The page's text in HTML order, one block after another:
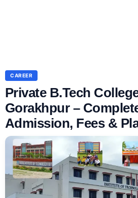
CAREER
Private B.Tech
Gorakhpur –
Admission, Fees &